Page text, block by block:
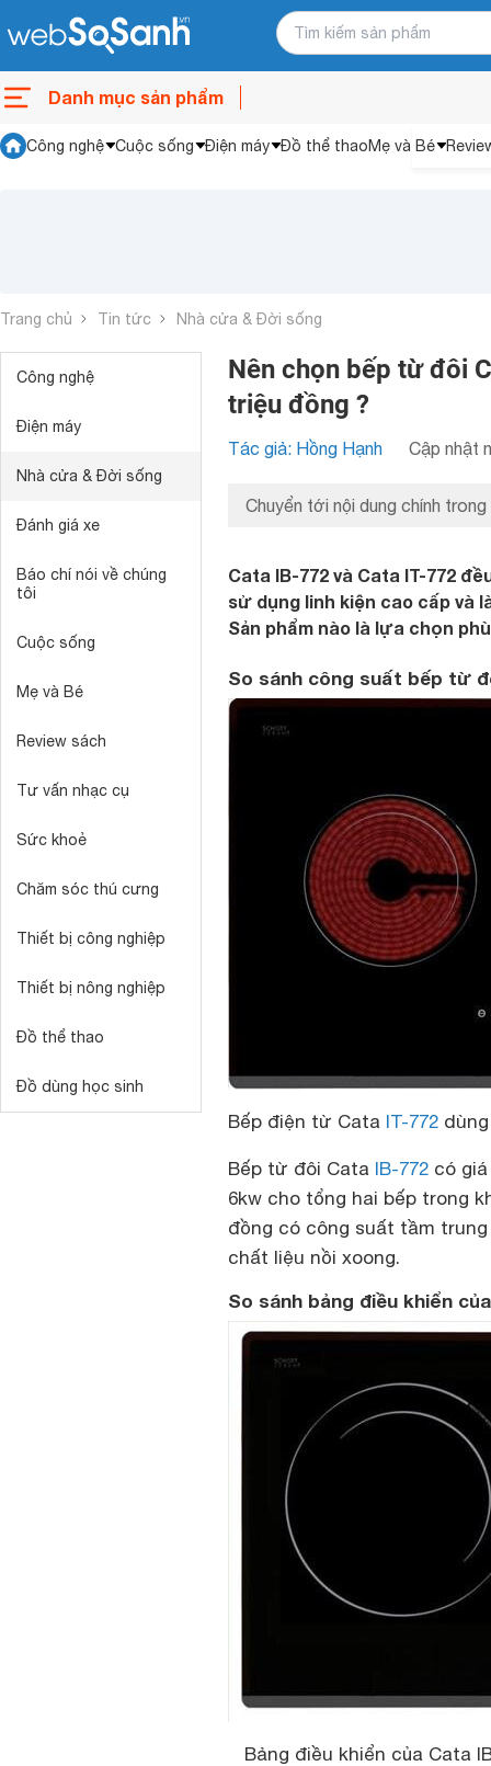
Danh mục sản phẩm
Công nghệ Cuộc sống Điện máy Đồ thể thaoMẹ và Bé
Trang chủ Tin tức Nhà cửa & Đời sống
Công nghệ
Điện máy
Nhà cửa & Đời sống
Đánh giá xe
Báo chí nói về chúng
tôi
Cuộc sống
Mẹ và Bé
Review sách
Tư vấn nhạc cụ
Sức khoẻ
Chăm sóc thú cưng
Thiết bị công nghiệp
Thiết bị nông nghiệp
Đồ thể thao
Đồ dùng học sinh
Nên chọn bếp từ đôi
triệu đồng ?
Tác giả: Hồng Hạnh Cập nhật
Chuyển tới nội dung chính trong
Cata IB-772 và Cata IT-772
sử dụng linh kiện cao cấp và
Sản phẩm nào là lựa chọn
So sánh công suất bếp từ
Bếp điện từ Cata IT-772
Bếp từ đôi Cata IB-772 có
6kw cho tổng hai bếp trong
đồng có công suất tầm
chất liệu nồi xoong.
So sánh bảng điều khiển
Bảng điều khiển của Cata